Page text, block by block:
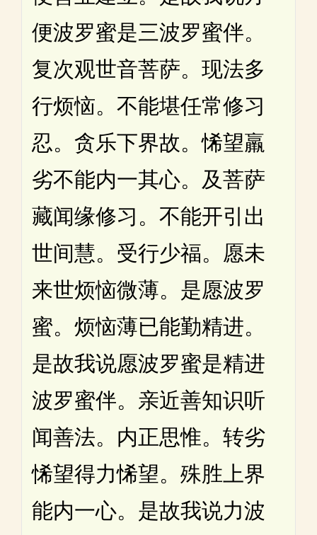
便波罗蜜是三波罗蜜伴。
复次观世音菩萨。现法多
行烦恼。不能堪任常修习
忍。贪乐下界故。悕望羸
劣不能内一其心。及菩萨
藏闻缘修习。不能开引出
世间慧。受行少福。愿未
来世烦恼微薄。是愿波罗
蜜。烦恼薄已能勤精进。
是故我说愿波罗蜜是精进
波罗蜜伴。亲近善知识听
闻善法。内正思惟。转劣
悕望得力悕望。殊胜上界
能内一心。是故我说力波